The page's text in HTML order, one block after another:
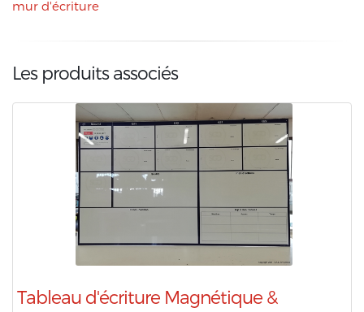
mur d'écriture
Les produits associés
Tableau d'écriture Magnétique &